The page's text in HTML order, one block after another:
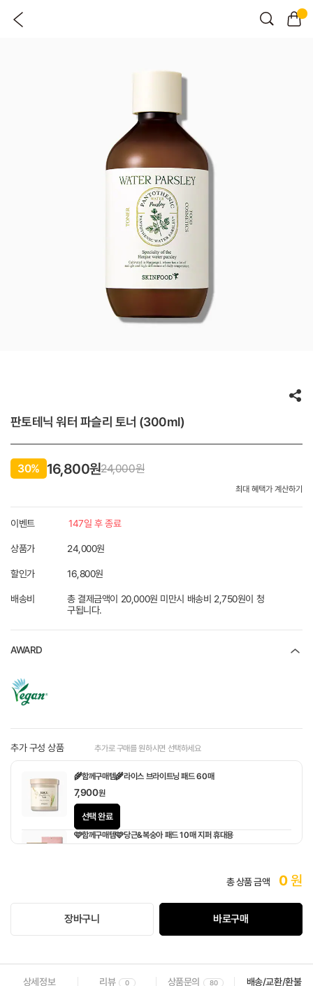
판토테닉 워터 파슬리 토너 (300ml)
최대 혜택가 계산하기
30% 16,800원24,000원
이벤트 147일 후 종료
상품가 24,000원
할인가 16,800원
배송비
총 결제금액이 20,000원 미만시 배송비 2,750원이 청
구됩니다.
AWARD
추가 구성 상품 추가로 구매를 원하시면 선택하세요
🌾함께구매템🌾라이스 브라이트닝 패드 60매
7,900원
선택 완료
🩷함께구매템🩷당근&복숭아 패드 10매 지퍼 휴대용
총 상품 금액 0원
장바구니 바로구매
상세정보 리뷰 0 상품문의 80 배송/교환/환불